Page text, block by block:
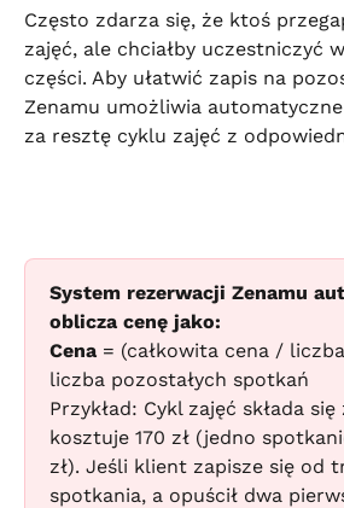
Często zdarza się, że ktoś
zajęć, ale chciałby uczestniczyć
części. Aby ułatwić zapis na
Zenamu umożliwia
za resztę cyklu zajęć z
System rezerwacji Zenamu
oblicza cenę jako:
Cena = (całkowita cena /
liczba pozostałych spotkań
Przykład: Cykl zajęć składa
kosztuje 170 zł (jedno
zł). Jeśli klient zapisze się od
spotkania, a opuścił dwa